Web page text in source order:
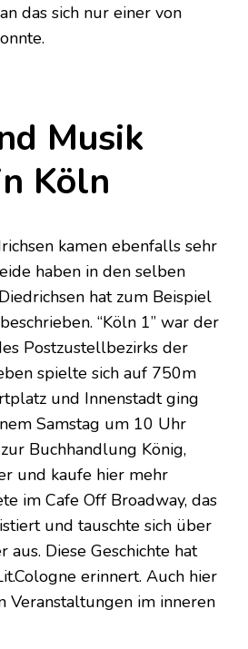
das sich nur einer von
Musik
Köln
kamen ebenfalls sehr
haben in den selben
hat zum Beispiel
“Köln 1” war der
Postzustellbezirks der
spielte sich auf 750m
und Innenstadt ging
Samstag um 10 Uhr
Buchhandlung König,
und kaufe hier mehr
im Cafe Off Broadway, das
und tauschte sich über
aus. Diese Geschichte hat
erinnert. Auch hier
Veranstaltungen im inneren